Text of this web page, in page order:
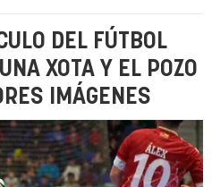
DEL FÚTBOL
XOTA Y EL POZO
IMÁGENES